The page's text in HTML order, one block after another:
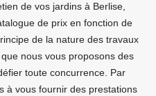
de vos jardins à Berlise,
de prix en fonction de
de la nature des travaux
nous vous proposons des
toute concurrence. Par
à vous fournir des prestations